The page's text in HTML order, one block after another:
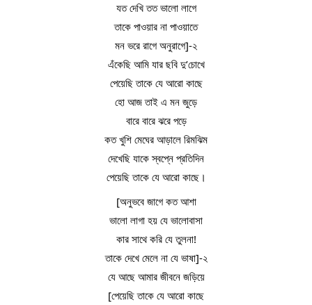
যত দেখি তত ভালো লাগে
তাকে পাওয়ার না পাওয়াতে
মন ভরে রাগে অনুরাগে]-২
এঁকেছি আমি যার ছবি দু’চোখে
পেয়েছি তাকে যে আরো কাছে
হো আজ তাই এ মন জুড়ে
বারে বারে ঝরে পড়ে
কত খুশি মেঘের আড়ালে রিমঝিম
দেখেছি যাকে স্বপ্নে প্রতিদিন
পেয়েছি তাকে যে আরো কাছে।
[অনুভবে জাগে কত আশা
ভালো লাগা হয় যে ভালোবাসা
কার সাথে করি যে তুলনা!
তাকে দেখে মেলে না যে ভাষা]-২
যে আছে আমার জীবনে জড়িয়ে
[পেয়েছি তাকে যে আরো কাছে